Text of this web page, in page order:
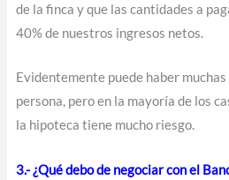
de la finca y que las cantidades a
40% de nuestros ingresos netos.
Evidentemente puede haber
persona, pero en la mayoría de los
la hipoteca tiene mucho riesgo.
3.- ¿Qué debo de negociar con el